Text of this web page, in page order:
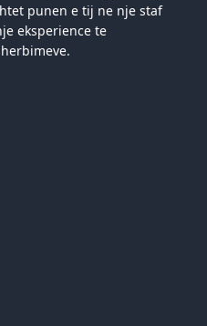
punen e tij ne nje staf
eksperience te